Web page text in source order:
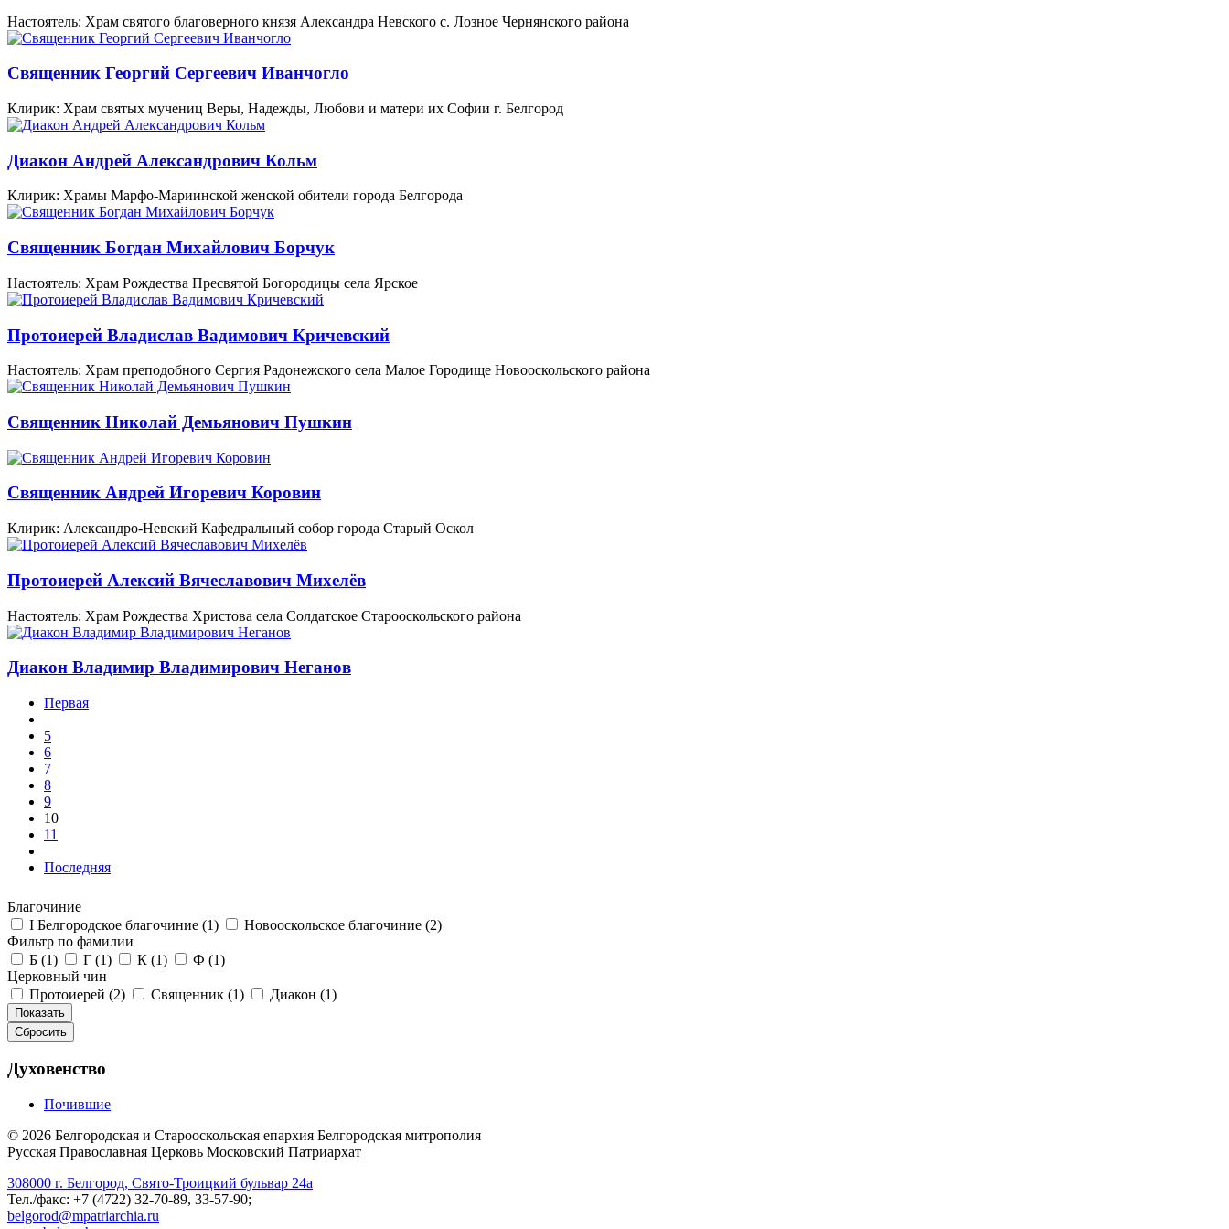
Настоятель: Храм святого благоверного князя Александра Невского с. Лозное Чернянского района
Священник Георгий Сергеевич Иванчогло
Клирик: Храм святых мучениц Веры, Надежды, Любови и матери их Софии г. Белгород
Диакон Андрей Александрович Кольм
Клирик: Храмы Марфо-Мариинской женской обители города Белгорода
Священник Богдан Михайлович Борчук
Настоятель: Храм Рождества Пресвятой Богородицы села Ярское
Протоиерей Владислав Вадимович Кричевский
Настоятель: Храм преподобного Сергия Радонежского села Малое Городище Новооскольского района
Священник Николай Демьянович Пушкин
Священник Андрей Игоревич Коровин
Клирик: Александро-Невский Кафедральный собор города Старый Оскол
Протоиерей Алексий Вячеславович Михелёв
Настоятель: Храм Рождества Христова села Солдатское Старооскольского района
Диакон Владимир Владимирович Неганов
Первая
5
6
7
8
9
10
11
Последняя
Благочиние
I Белгородское благочиние (1) Новооскольское благочиние (2)
Фильтр по фамилии
Б (1) Г (1) К (1) Ф (1)
Церковный чин
Протоиерей (2) Священник (1) Диакон (1)
Духовенство
Почившие
© 2026 Белгородская и Старооскольская епархия Белгородская митрополия
Русская Православная Церковь Московский Патриархат
308000 г. Белгород, Свято-Троицкий бульвар 24а
Тел./факс: +7 (4722) 32-70-89, 33-57-90;
belgorod@mpatriarchia.ru